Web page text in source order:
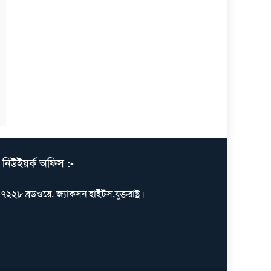
নিউইয়র্ক অফিস :-
৭২২৮ ব্রডওয়ে, জ্যাকসন হাইটস,যুক্তরাষ্ট্র।